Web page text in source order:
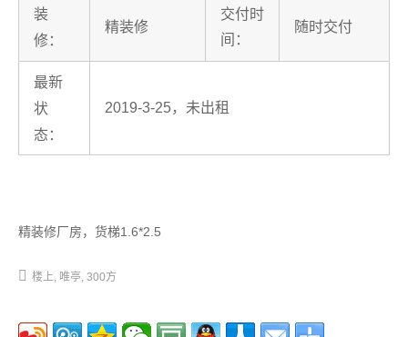
装
修：
精装修
交付时
间：
随时交付
最新
状
态：
2019-3-25，未出租
精装修厂房，货梯1.6*2.5
楼上 唯亭 300方